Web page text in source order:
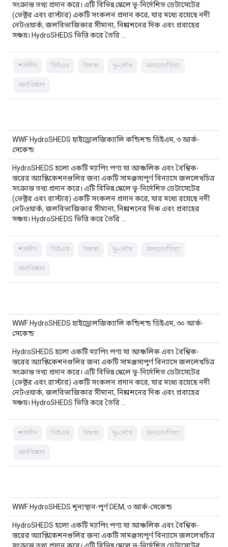
সংক্রান্ত তথ্য প্রদান করে। এটি বিভিন্ন স্কেলে ভূ-নির্দেশিত ডেটাসেটের
(ভেক্টর এবং রাস্টার) একটি সংকলন প্রদান করে, যার মধ্যে রয়েছে নদী
নেটওয়ার্ক, জলবিভাজিকার সীমানা, নিষ্কাশনের দিক এবং প্রবাহের
সঞ্চয়। HydroSHEDS ভিত্তি করে তৈরি …
শর্তাধীন ডিইএম উচ্চতা ভূ-ভৌত জললেখবিদ্যা
জলবিজ্ঞান
WWF HydroSHEDS হাইড্রোলজিক্যালি কন্ডিশন্ড ডিইএম, ৩ আর্ক-
সেকেন্ড
HydroSHEDS হলো একটি ম্যাপিং পণ্য যা আঞ্চলিক এবং বৈশ্বিক-
স্তরের অ্যাপ্লিকেশনগুলির জন্য একটি সামঞ্জস্যপূর্ণ বিন্যাসে জললেখচিত্র
সংক্রান্ত তথ্য প্রদান করে। এটি বিভিন্ন স্কেলে ভূ-নির্দেশিত ডেটাসেটের
(ভেক্টর এবং রাস্টার) একটি সংকলন প্রদান করে, যার মধ্যে রয়েছে নদী
নেটওয়ার্ক, জলবিভাজিকার সীমানা, নিষ্কাশনের দিক এবং প্রবাহের
সঞ্চয়। HydroSHEDS ভিত্তি করে তৈরি …
শর্তাধীন ডিইএম উচ্চতা ভূ-ভৌত জললেখবিদ্যা
জলবিজ্ঞান
WWF HydroSHEDS হাইড্রোলজিক্যালি কন্ডিশন্ড ডিইএম, ৩০ আর্ক-
সেকেন্ড
HydroSHEDS হলো একটি ম্যাপিং পণ্য যা আঞ্চলিক এবং বৈশ্বিক-
স্তরের অ্যাপ্লিকেশনগুলির জন্য একটি সামঞ্জস্যপূর্ণ বিন্যাসে জললেখচিত্র
সংক্রান্ত তথ্য প্রদান করে। এটি বিভিন্ন স্কেলে ভূ-নির্দেশিত ডেটাসেটের
(ভেক্টর এবং রাস্টার) একটি সংকলন প্রদান করে, যার মধ্যে রয়েছে নদী
নেটওয়ার্ক, জলবিভাজিকার সীমানা, নিষ্কাশনের দিক এবং প্রবাহের
সঞ্চয়। HydroSHEDS ভিত্তি করে তৈরি …
শর্তাধীন ডিইএম উচ্চতা ভূ-ভৌত জললেখবিদ্যা
জলবিজ্ঞান
WWF HydroSHEDS শূন্যস্থান-পূর্ণ DEM, ৩ আর্ক-সেকেন্ড
HydroSHEDS হলো একটি ম্যাপিং পণ্য যা আঞ্চলিক এবং বৈশ্বিক-
স্তরের অ্যাপ্লিকেশনগুলির জন্য একটি সামঞ্জস্যপূর্ণ বিন্যাসে জললেখচিত্র